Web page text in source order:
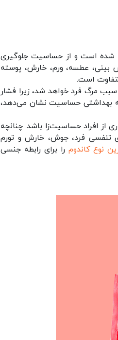
شده است و از حساسیت جلوگیری
بینی، عطسه، ورم، خارش، پوسته
است.
مرگ فرد خواهد شد، زیرا فشار
بهداشتی حساسیت نشان می‌دهد،
از افراد حساسیت‌زا باشد. چنانچه
تنفسی فرد، جوش، خارش و تورم
نوع کاندوم را برای رابطه جنسی